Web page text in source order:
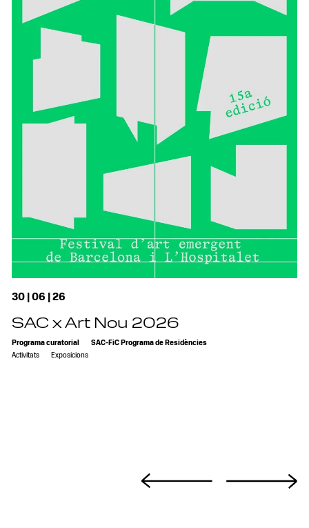
30 | 06 | 26
SAC x Art Nou 2026
Programa curatorial
SAC-FiC Programa de Residències
Activitats
Exposicions